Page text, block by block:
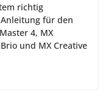
richtig
für den
4, MX
und MX Creative